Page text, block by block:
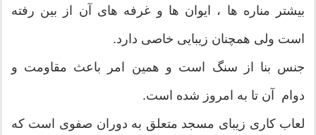
بیشتر مناره ها ، ایوان ها و غرفه های آن از بین رفته
است ولی همچنان زیبایی خاصی دارد.
جنس بنا از سنگ است و همین امر باعث مقاومت و
دوام آن تا به امروز شده است.
لعاب کاری زیبای مسجد متعلق به دوران صفوی است که